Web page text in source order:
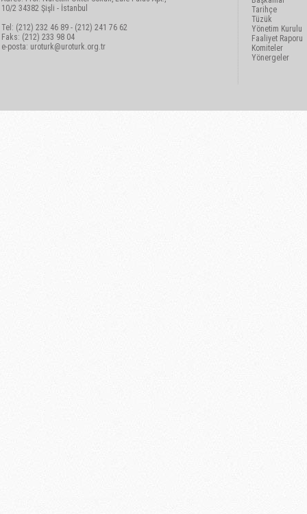
10/2 34382 Şişli - İstanbul
Tel: (212) 232 46 89 - (212) 241 76 62
Faks: (212) 233 98 04
e-posta: uroturk@uroturk.org.tr
Tarihçe
Tüzük
Yönetim Kurulu
Faaliyet Raporu
Komiteler
Yönergeler